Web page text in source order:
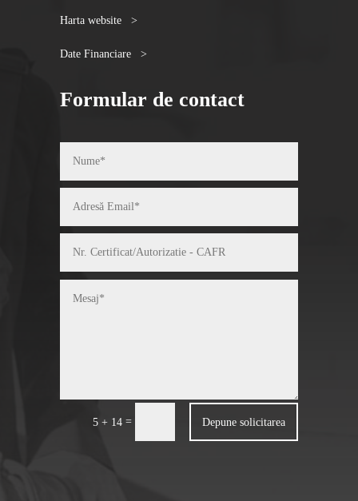
Harta website >
Date Financiare >
Formular de contact
5 + 14 = Depune solicitarea